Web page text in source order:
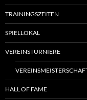
TRAININGSZEITEN
SPIELLOKAL
VEREINSTURNIERE
HALL OF FAME